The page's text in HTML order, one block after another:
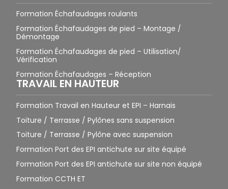
Formation Échafaudages roulants
Formation Échafaudages de pied – Montage /
Démontage
Formation Échafaudages de pied – Utilisation/
Vérification
Formation Échafaudages – Réception
TRAVAIL EN HAUTEUR
Formation Travail en Hauteur et EPI – Harnais
Toiture / Terrasse / Pylônes sans suspension
Toiture / Terrasse / Pylône avec suspension
Formation Port des EPI antichute sur site équipé
Formation Port des EPI antichute sur site non équipé
Formation CCTH ET